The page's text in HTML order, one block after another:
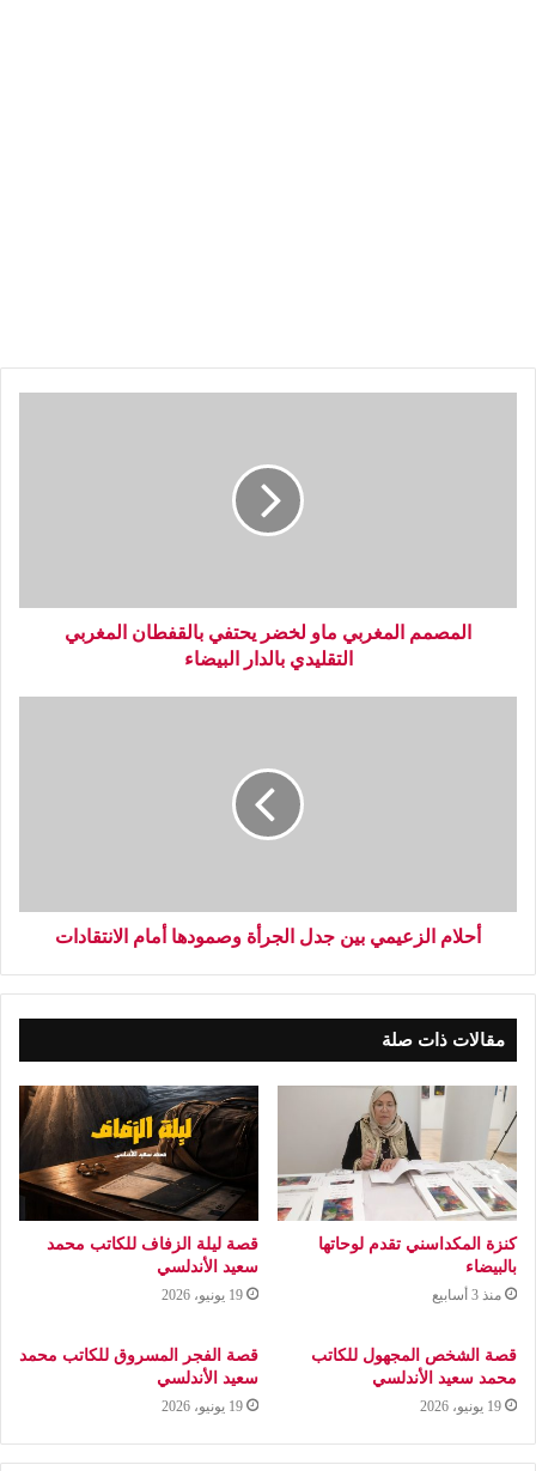
المصمم المغربي ماو لخضر يحتفي بالقفطان المغربي
التقليدي بالدار البيضاء
أحلام الزعيمي بين جدل الجرأة وصمودها أمام الانتقادات
مقالات ذات صلة
كنزة المكداسني تقدم لوحاتها
بالبيضاء
منذ 3 أسابيع
قصة ليلة الزفاف للكاتب محمد
سعيد الأندلسي
19 يونيو، 2026
قصة الشخص المجهول للكاتب
محمد سعيد الأندلسي
19 يونيو، 2026
قصة الفجر المسروق للكاتب محمد
سعيد الأندلسي
19 يونيو، 2026